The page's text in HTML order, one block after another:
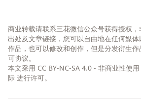
商业转载请联系三花微信公众号获得授权
出处及文章链接，您可以自由地在任何媒
作品，也可以修改和创作，但是分发衍生
可协议。
本文采用 CC BY-NC-SA 4.0 - 非商业性使
际 进行许可。